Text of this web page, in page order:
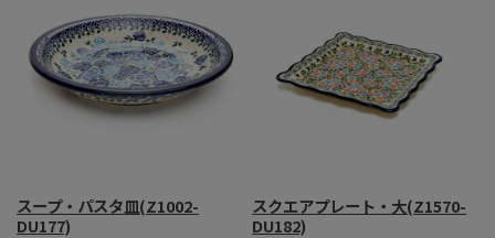
スープ・パスタ皿(Z1002-
DU177)
スクエアプレート・大(Z1570-
DU182)